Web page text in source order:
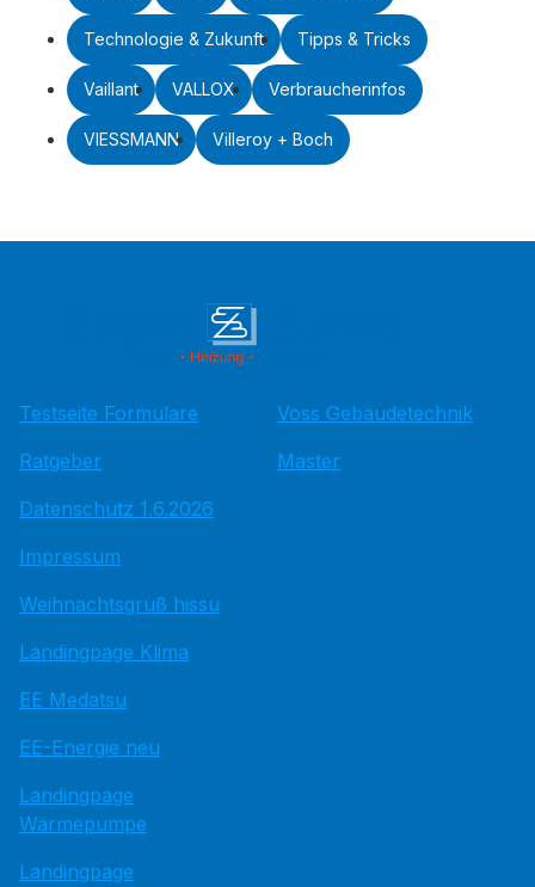
Technologie & Zukunft Tipps & Tricks
Vaillant VALLOX Verbraucherinfos
VIESSMANN Villeroy + Boch
Testseite Formulare
Ratgeber
Datenschutz 1.6.2026
Impressum
Weihnachtsgruß hissu
Landingpage Klima
EE Medatsu
EE-Energie neu
Landingpage
Wärmepumpe
Landingpage
Voss Gebäudetechnik
Master